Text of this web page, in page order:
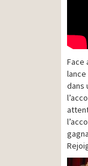
Face
dans